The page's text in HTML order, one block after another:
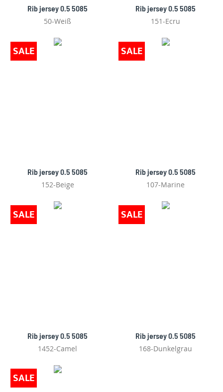
Rib jersey 0.5 5085
50-Weiß
Rib jersey 0.5 5085
151-Ecru
SALE
Rib jersey 0.5 5085
152-Beige
SALE
Rib jersey 0.5 5085
107-Marine
SALE
Rib jersey 0.5 5085
1452-Camel
SALE
Rib jersey 0.5 5085
168-Dunkelgrau
SALE